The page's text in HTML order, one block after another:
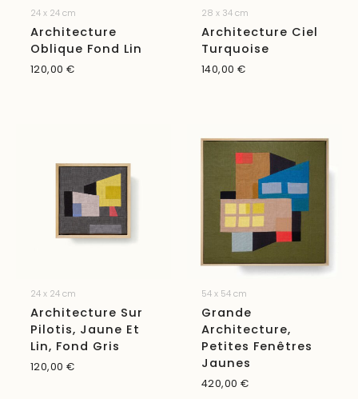
24 x 24 cm
Architecture
Oblique Fond Lin
120,00 €
28 x 34 cm
Architecture Ciel
Turquoise
140,00 €
24 x 24 cm
Architecture Sur
Pilotis, Jaune Et
Lin, Fond Gris
120,00 €
54 x 54 cm
Grande
Architecture,
Petites Fenêtres
Jaunes
420,00 €